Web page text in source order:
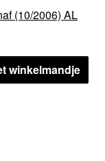
(10/2006) AL
winkelmandje